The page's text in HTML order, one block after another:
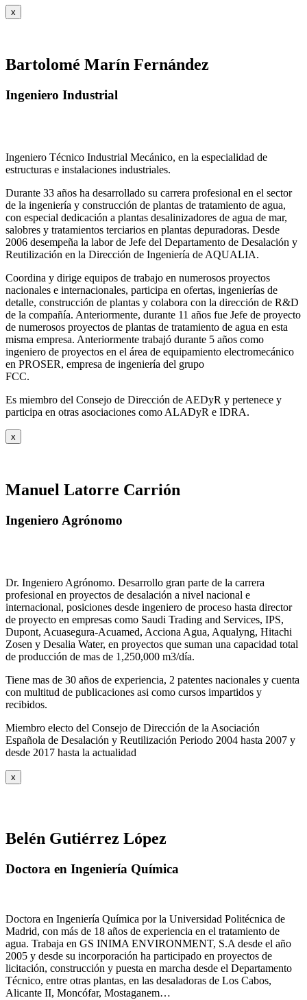
x
Bartolomé Marín Fernández
Ingeniero Industrial
Ingeniero Técnico Industrial Mecánico, en la especialidad de
estructuras e instalaciones industriales.
Durante 33 años ha desarrollado su carrera profesional en el sector
de la ingeniería y construcción de plantas de tratamiento de agua,
con especial dedicación a plantas desalinizadores de agua de mar,
salobres y tratamientos terciarios en plantas depuradoras. Desde
2006 desempeña la labor de Jefe del Departamento de Desalación y
Reutilización en la Dirección de Ingeniería de AQUALIA.
Coordina y dirige equipos de trabajo en numerosos proyectos
nacionales e internacionales, participa en ofertas, ingenierías de
detalle, construcción de plantas y colabora con la dirección de R&D
de la compañía. Anteriormente, durante 11 años fue Jefe de proyecto
de numerosos proyectos de plantas de tratamiento de agua en esta
misma empresa. Anteriormente trabajó durante 5 años como
ingeniero de proyectos en el área de equipamiento electromecánico
en PROSER, empresa de ingeniería del grupo
FCC.
Es miembro del Consejo de Dirección de AEDyR y pertenece y
participa en otras asociaciones como ALADyR e IDRA.
x
Manuel Latorre Carrión
Ingeniero Agrónomo
Dr. Ingeniero Agrónomo. Desarrollo gran parte de la carrera
profesional en proyectos de desalación a nivel nacional e
internacional, posiciones desde ingeniero de proceso hasta director
de proyecto en empresas como Saudi Trading and Services, IPS,
Dupont, Acuasegura-Acuamed, Acciona Agua, Aqualyng, Hitachi
Zosen y Desalia Water, en proyectos que suman una capacidad total
de producción de mas de 1,250,000 m3/día.
Tiene mas de 30 años de experiencia, 2 patentes nacionales y cuenta
con multitud de publicaciones asi como cursos impartidos y
recibidos.
Miembro electo del Consejo de Dirección de la Asociación
Española de Desalación y Reutilización Periodo 2004 hasta 2007 y
desde 2017 hasta la actualidad
x
Belén Gutiérrez López
Doctora en Ingeniería Química
Doctora en Ingeniería Química por la Universidad Politécnica de
Madrid, con más de 18 años de experiencia en el tratamiento de
agua. Trabaja en GS INIMA ENVIRONMENT, S.A desde el año
2005 y desde su incorporación ha participado en proyectos de
licitación, construcción y puesta en marcha desde el Departamento
Técnico, entre otras plantas, en las desaladoras de Los Cabos,
Alicante II, Moncófar, Mostaganem…